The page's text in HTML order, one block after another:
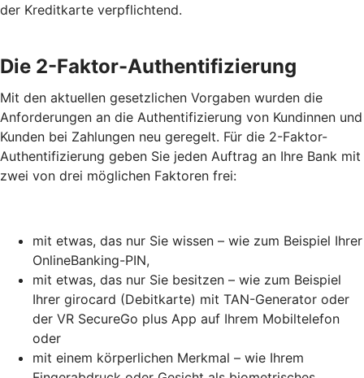
der Kreditkarte verpflichtend.
Die 2-Faktor-Authentifizierung
Mit den aktuellen gesetzlichen Vorgaben wurden die
Anforderungen an die Authentifizierung von Kundinnen und
Kunden bei Zahlungen neu geregelt. Für die 2-Faktor-
Authentifizierung geben Sie jeden Auftrag an Ihre Bank mit
zwei von drei möglichen Faktoren frei:
mit etwas, das nur Sie wissen – wie zum Beispiel Ihrer
OnlineBanking-PIN,
mit etwas, das nur Sie besitzen – wie zum Beispiel
Ihrer girocard (Debitkarte) mit TAN-Generator oder
der VR SecureGo plus App auf Ihrem Mobiltelefon
oder
mit einem körperlichen Merkmal – wie Ihrem